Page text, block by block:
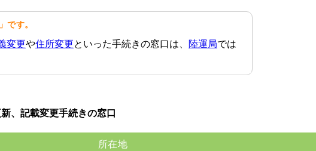
です。
変更や住所変更といった手続きの窓口は、 陸運局では
、記載変更手続きの窓口
所在地